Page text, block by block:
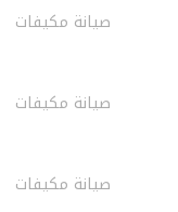
صيانة مكيفات
صيانة مكيفات
صيانة مكيفات